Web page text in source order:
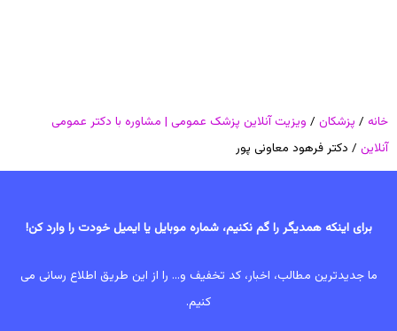
خانه / پزشکان / ویزیت آنلاین پزشک عمومی | مشاوره با دکتر عمومی
آنلاین / دکتر فرهود معاونی پور
برای اینکه همدیگر را گم نکنیم، شماره موبایل یا ایمیل خودت را وارد کن!
ما جدیدترین مطالب، اخبار، کد تخفیف و... را از این طریق اطلاع رسانی می
کنیم.